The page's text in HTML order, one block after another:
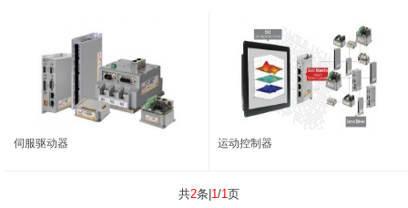
伺服驱动器 运动控制器
共2条| 1/1页